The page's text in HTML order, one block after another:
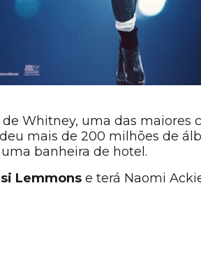
Whitney, uma das maiores
mais de 200 milhões de
banheira de hotel.
Lemmons e terá Naomi